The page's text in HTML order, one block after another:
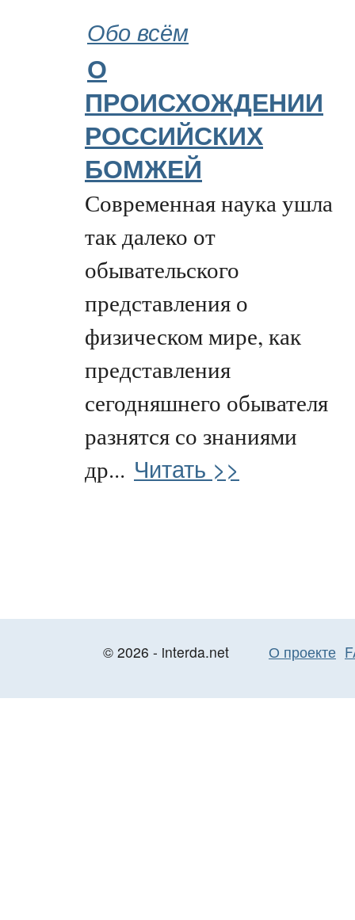
Обо всём
О
ПРОИСХОЖДЕНИИ
РОССИЙСКИХ
БОМЖЕЙ
Современная наука ушла
так далеко от
обывательского
представления о
физическом мире, как
представления
сегодняшнего обывателя
разнятся со знаниями
др... Читать >>
© 2026 - interda.net О проекте